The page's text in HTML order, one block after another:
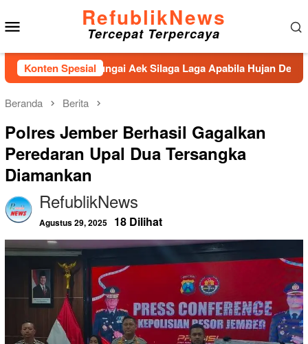
ke
konten
RefublikNews
Tercepat Terpercaya
Konten Spesial
Sungai Aek Silaga Laga Apabila Hujan Deras
Beranda Berita
Polres Jember Berhasil Gagalkan
Peredaran Upal Dua Tersangka
Diamankan
RefublikNews
Agustus 29, 2025 18 Dilihat